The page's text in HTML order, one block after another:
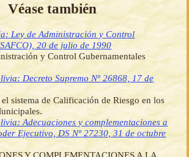
Véase también
Ley de Administración y Control
20 de julio de 1990
y Control Gubernamentales
Decreto Supremo Nº 26868, 17 de
sistema de Calificación de Riesgo en los
Adecuaciones y complementaciones a
Ejecutivo, DS Nº 27230, 31 de octubre